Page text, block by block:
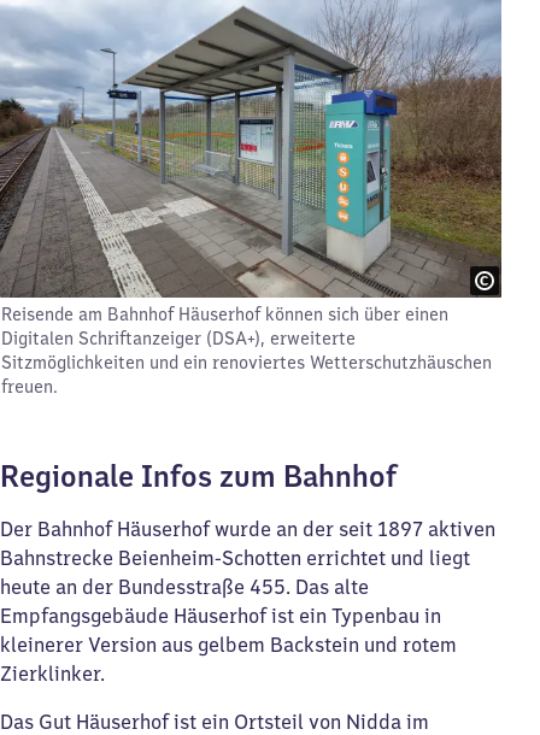
Reisende am Bahnhof Häuserhof können sich über einen
Digitalen Schriftanzeiger (DSA+), erweiterte
Sitzmöglichkeiten und ein renoviertes Wetterschutzhäuschen
freuen.
Regionale Infos zum Bahnhof
Der Bahnhof Häuserhof wurde an der seit 1897 aktiven
Bahnstrecke Beienheim-Schotten errichtet und liegt
heute an der Bundesstraße 455. Das alte
Empfangsgebäude Häuserhof ist ein Typenbau in
kleinerer Version aus gelbem Backstein und rotem
Zierklinker.
Das Gut Häuserhof ist ein Ortsteil von Nidda im